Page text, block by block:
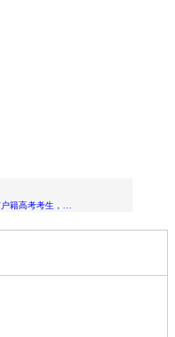
籍高考考生，…